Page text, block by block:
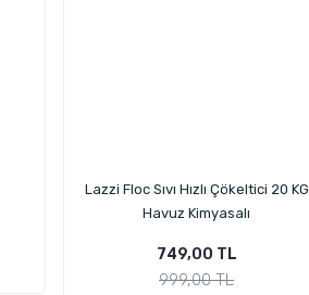
Lazzi Floc Sıvı Hızlı Çökeltici 20 KG
Havuz Kimyasalı
749,00 TL
999,00 TL